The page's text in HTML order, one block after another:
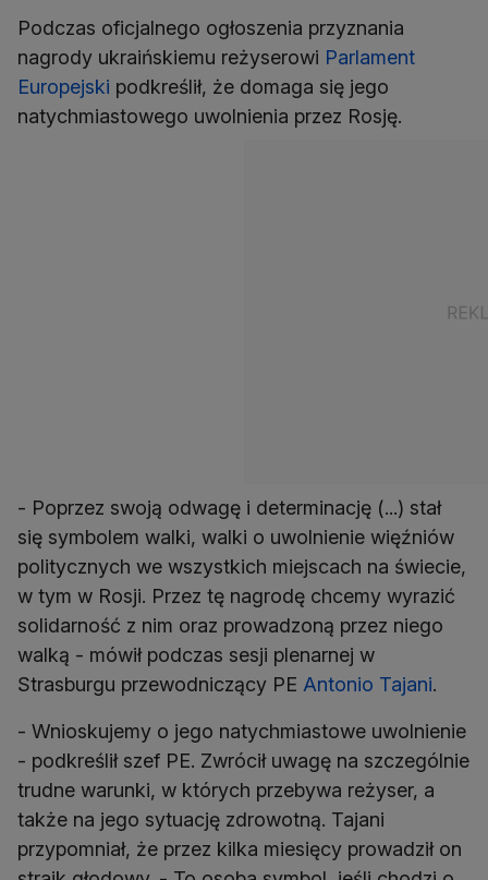
Podczas oficjalnego ogłoszenia przyznania
nagrody ukraińskiemu reżyserowi Parlament
Europejski podkreślił, że domaga się jego
natychmiastowego uwolnienia przez Rosję.
- Poprzez swoją odwagę i determinację (...) stał
się symbolem walki, walki o uwolnienie więźniów
politycznych we wszystkich miejscach na świecie,
w tym w Rosji. Przez tę nagrodę chcemy wyrazić
solidarność z nim oraz prowadzoną przez niego
walką - mówił podczas sesji plenarnej w
Strasburgu przewodniczący PE Antonio Tajani.
- Wnioskujemy o jego natychmiastowe uwolnienie
- podkreślił szef PE. Zwrócił uwagę na szczególnie
trudne warunki, w których przebywa reżyser, a
także na jego sytuację zdrowotną. Tajani
przypomniał, że przez kilka miesięcy prowadził on